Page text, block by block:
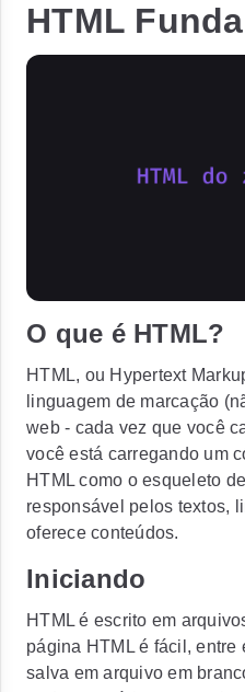
HTML
O que é HTML?
HTML, ou Hypertext
linguagem de marcação
web - cada vez que você
você está carregando um
HTML como o esqueleto
responsável pelos textos,
oferece conteúdos.
Iniciando
HTML é escrito em
página HTML é fácil,
salva em arquivo em